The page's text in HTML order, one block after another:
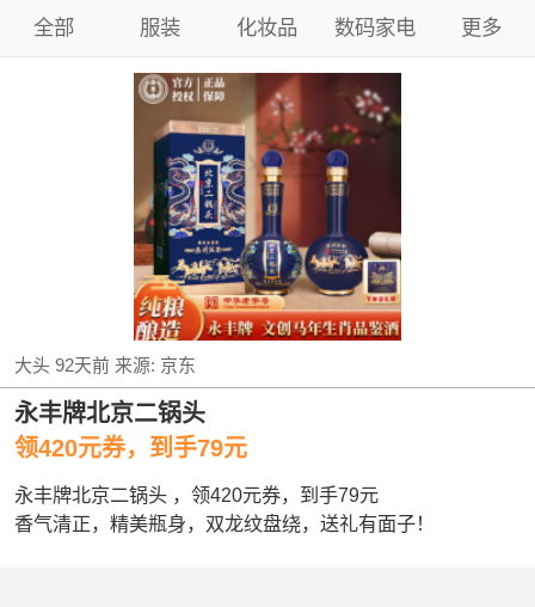
全部 服装 化妆品 数码家电 更多
大头 92天前来源: 京东
永丰牌北京二锅头
领420元券，到手79元
永丰牌北京二锅头 ，领420元券，到手79元
香气清正，精美瓶身，双龙纹盘绕，送礼有面子！